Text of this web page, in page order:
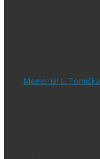
Memoriál L. Tomíčka